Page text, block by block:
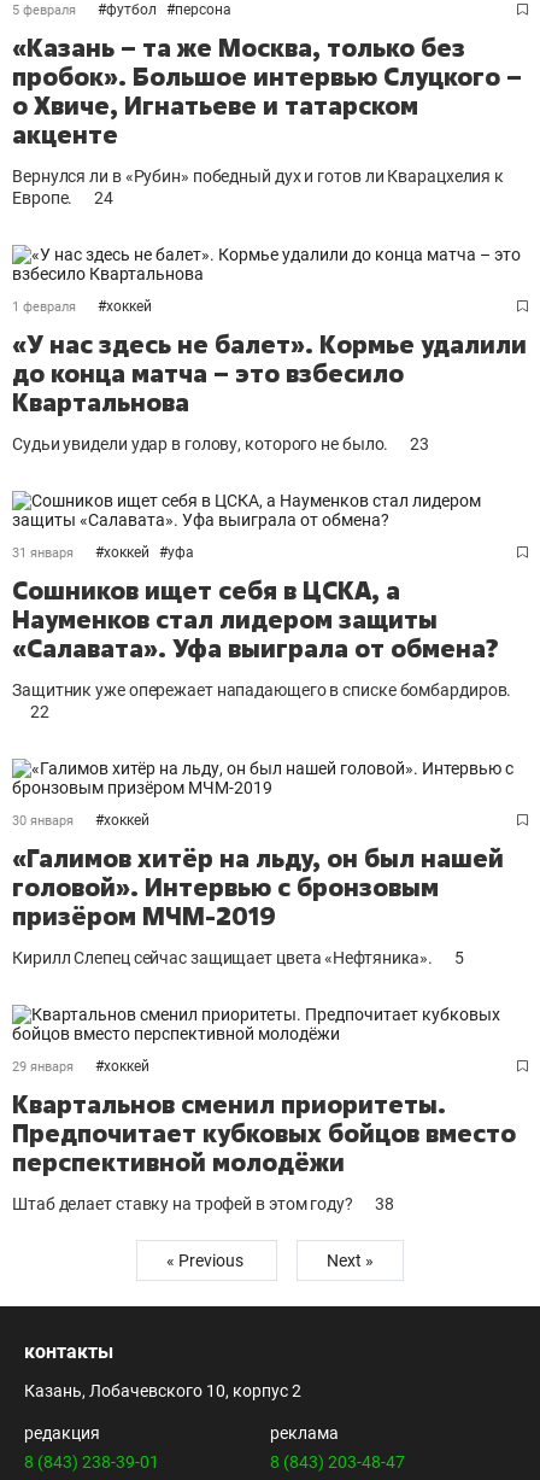
5 февраля #футбол #персона
«Казань – та же Москва, только без
пробок». Большое интервью Слуцкого –
о Хвиче, Игнатьеве и татарском
акценте
Вернулся ли в «Рубин» победный дух и готов ли Кварацхелия к
Европе.
24
1 февраля #хоккей
«У нас здесь не балет». Кормье удалили
до конца матча – это взбесило
Квартальнова
Судьи увидели удар в голову, которого не было. 23
31 января #хоккей #уфа
Сошников ищет себя в ЦСКА, а
Науменков стал лидером защиты
«Салавата». Уфа выиграла от обмена?
Защитник уже опережает нападающего в списке бомбардиров.
22
30 января #хоккей
«Галимов хитёр на льду, он был нашей
головой». Интервью с бронзовым
призёром МЧМ-2019
Кирилл Слепец сейчас защищает цвета «Нефтяника». 5
29 января #хоккей
Квартальнов сменил приоритеты.
Предпочитает кубковых бойцов вместо
перспективной молодёжи
Штаб делает ставку на трофей в этом году? 38
« Previous Next »
контакты
Казань, Лобачевского 10, корпус 2
редакция
8 (843) 238-39-01
реклама
8 (843) 203-48-47